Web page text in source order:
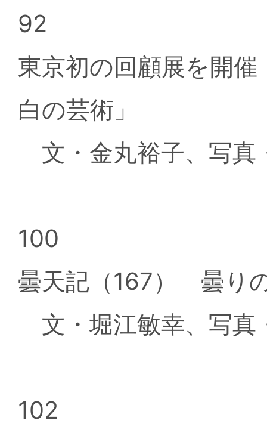
92
東京初の回顧展を開
白の芸術」
文・金丸裕子、写
100
曇天記（167） 曇り
文・堀江敏幸、写真
102